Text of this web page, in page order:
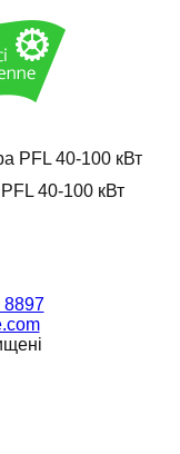
40-100 кВт
8897